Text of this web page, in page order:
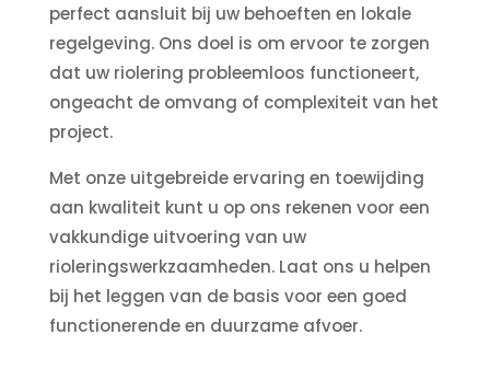
perfect aansluit bij uw behoeften en lokale
regelgeving. Ons doel is om ervoor te zorgen
dat uw riolering probleemloos functioneert,
ongeacht de omvang of complexiteit van het
project.
Met onze uitgebreide ervaring en toewijding
aan kwaliteit kunt u op ons rekenen voor een
vakkundige uitvoering van uw
rioleringswerkzaamheden. Laat ons u helpen
bij het leggen van de basis voor een goed
functionerende en duurzame afvoer.